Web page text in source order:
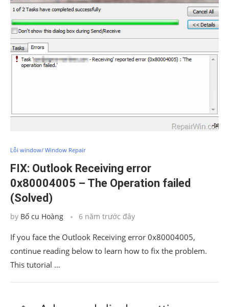
Lỗi window/ Window Repair
FIX: Outlook Receiving error
0x80004005 – The Operation failed
(Solved)
by Bố cu Hoàng 6 năm trước đây
If you face the Outlook Receiving error 0x80004005,
continue reading below to learn how to fix the problem.
This tutorial …